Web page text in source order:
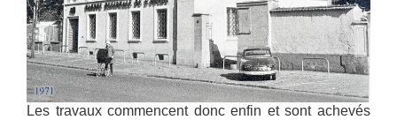
Les travaux commencent donc enfin et sont achevés